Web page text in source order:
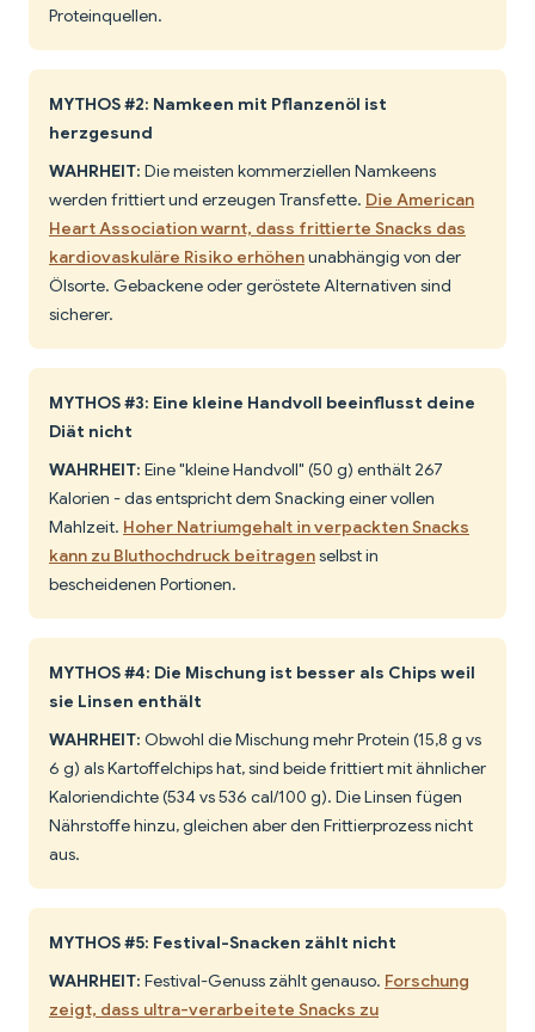
Proteinquellen.
MYTHOS #2: Namkeen mit Pflanzenöl ist
herzgesund
WAHRHEIT: Die meisten kommerziellen Namkeens
werden frittiert und erzeugen Transfette. Die American
Heart Association warnt, dass frittierte Snacks das
kardiovaskuläre Risiko erhöhenunabhängig von der
Ölsorte. Gebackene oder geröstete Alternativen sind
sicherer.
MYTHOS #3: Eine kleine Handvoll beeinflusst deine
Diät nicht
WAHRHEIT: Eine "kleine Handvoll" (50 g) enthält 267
Kalorien - das entspricht dem Snacking einer vollen
Mahlzeit. Hoher Natriumgehalt in verpackten Snacks
kann zu Bluthochdruck beitragenselbst in
bescheidenen Portionen.
MYTHOS #4: Die Mischung ist besser als Chips weil
sie Linsen enthält
WAHRHEIT: Obwohl die Mischung mehr Protein (15,8 g vs
6 g) als Kartoffelchips hat, sind beide frittiert mit ähnlicher
Kaloriendichte (534 vs 536 cal/100 g). Die Linsen fügen
Nährstoffe hinzu, gleichen aber den Frittierprozess nicht
aus.
MYTHOS #5: Festival-Snacken zählt nicht
WAHRHEIT: Festival-Genuss zählt genauso. Forschung
zeigt, dass ultra-verarbeitete Snacks zu